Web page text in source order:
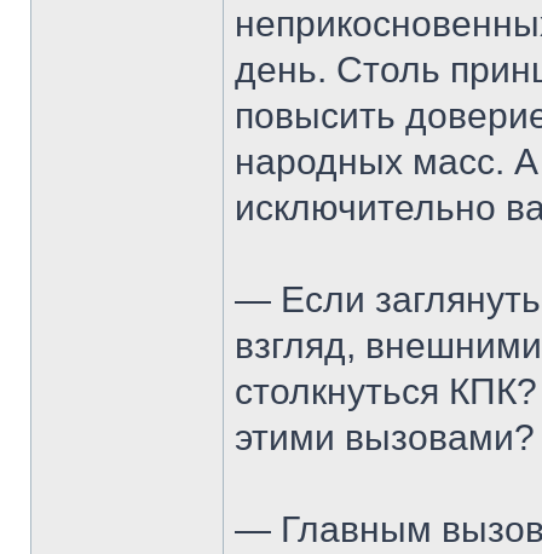
день. Столь
повысить
народных масс.
исключительно
— Если
взгляд,
столкнуться
этими вызовами?
— Главным